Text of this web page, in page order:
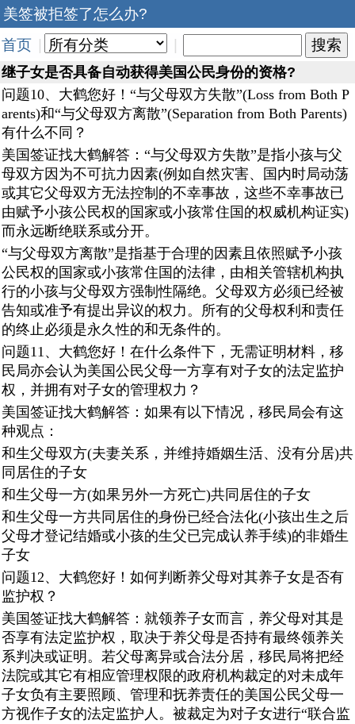
美签被拒签了怎么办?
首页
继子女是否具备自动获得美国公民身份的资格?
问题10、大鹤您好！“与父母双方失散”(Loss from Both P
arents)和“与父母双方离散”(Separation from Both Parents)
有什么不同？
美国签证找大鹤解答：“与父母双方失散”是指小孩与父
母双方因为不可抗力因素(例如自然灾害、国内时局动荡
或其它父母双方无法控制的不幸事故，这些不幸事故已
由赋予小孩公民权的国家或小孩常住国的权威机构证实)
而永远断绝联系或分开。
“与父母双方离散”是指基于合理的因素且依照赋予小孩
公民权的国家或小孩常住国的法律，由相关管辖机构执
行的小孩与父母双方强制性隔绝。父母双方必须已经被
告知或准予有提出异议的权力。所有的父母权利和责任
的终止必须是永久性的和无条件的。
问题11、大鹤您好！在什么条件下，无需证明材料，移
民局亦会认为美国公民父母一方享有对子女的法定监护
权，并拥有对子女的管理权力？
美国签证找大鹤解答：如果有以下情况，移民局会有这
种观点：
和生父母双方(夫妻关系，并维持婚姻生活、没有分居)共
同居住的子女
和生父母一方(如果另外一方死亡)共同居住的子女
和生父母一方共同居住的身份已经合法化(小孩出生之后
父母才登记结婚或小孩的生父已完成认养手续)的非婚生
子女
问题12、大鹤您好！如何判断养父母对其养子女是否有
监护权？
美国签证找大鹤解答：就领养子女而言，养父母对其是
否享有法定监护权，取决于养父母是否持有最终领养关
系判决或证明。若父母离异或合法分居，移民局将把经
法院或其它有相应管理权限的政府机构裁定的对未成年
子女负有主要照顾、管理和抚养责任的美国公民父母一
方视作子女的法定监护人。被裁定为对子女进行“联合监